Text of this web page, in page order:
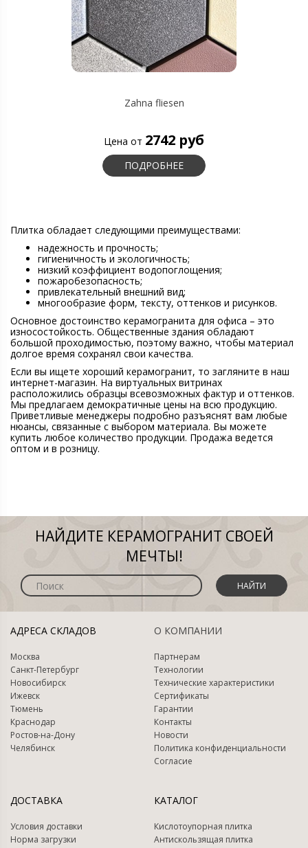
Zahna fliesen
Цена от 2742 руб
ПОДРОБНЕЕ
Плитка обладает следующими преимуществами:
надежность и прочность;
гигиеничность и экологичность;
низкий коэффициент водопоглощения;
пожаробезопасность;
привлекательный внешний вид;
многообразие форм, тексту, оттенков и рисунков.
Основное достоинство керамогранита для офиса – это
износостойкость. Общественные здания обладают
большой проходимостью, поэтому важно, чтобы материал
долгое время сохранял свои качества.
Если вы ищете хороший керамогранит, то загляните в наш
интернет-магазин. На виртуальных витринах
расположились образцы всевозможных фактур и оттенков.
Мы предлагаем демократичные цены на всю продукцию.
Приветливые менеджеры подробно разъяснят вам любые
нюансы, связанные с выбором материала. Вы можете
купить любое количество продукции. Продажа ведется
оптом и в розницу.
НАЙДИТЕ КЕРАМОГРАНИТ СВОЕЙ
МЕЧТЫ!
НАЙТИ
АДРЕСА СКЛАДОВ
Москва
Санкт-Петербург
Новосибирск
Ижевск
Тюмень
Краснодар
Ростов-на-Дону
Челябинск
О КОМПАНИИ
Партнерам
Технологии
Технические характеристики
Сертификаты
Гарантии
Контакты
Новости
Политика конфиденциальности
Согласие
ДОСТАВКА
Условия доставки
Норма загрузки
КАТАЛОГ
Кислотоупорная плитка
Антискользящая плитка